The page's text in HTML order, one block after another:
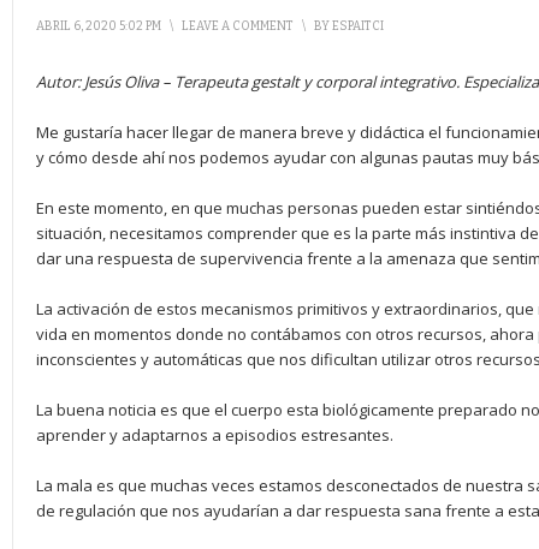
ABRIL 6, 2020 5:02 PM \ LEAVE A COMMENT \ BYESPAITCI
Autor: Jesús Oliva – Terapeuta gestalt y corporal integrativo.
Me gustaría hacer llegar de manera breve y didáctica el
y cómo desde ahí nos podemos ayudar con algunas pautas muy
En este momento, en que muchas personas pueden estar
situación, necesitamos comprender que es la parte más instintiva
dar una respuesta de supervivencia frente a la amenaza que
La activación de estos mecanismos primitivos y extraordinarios,
vida en momentos donde no contábamos con otros recursos,
inconscientes y automáticas que nos dificultan utilizar otros
La buena noticia es que el cuerpo esta biológicamente preparado
aprender y adaptarnos a episodios estresantes.
La mala es que muchas veces estamos desconectados de nuestra
de regulación que nos ayudarían a dar respuesta sana frente a